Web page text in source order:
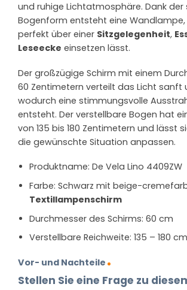
und ruhige Lichtatmosphäre. Dank der
Bogenform entsteht eine Wandlampe,
perfekt über einer Sitzgelegenheit,
Leseecke einsetzen lässt.
Der großzügige Schirm mit einem
60 Zentimetern verteilt das Licht sanft
wodurch eine stimmungsvolle
entsteht. Der verstellbare Bogen hat
von 135 bis 180 Zentimetern und lässt
die gewünschte Situation anpassen.
Produktname: De Vela Lino 4409ZW
Farbe: Schwarz mit beige-
Textillampenschirm
Durchmesser des Schirms: 60 cm
Verstellbare Reichweite: 135 – 180 cm
Vor- und Nachteile
Stellen Sie eine Frage zu